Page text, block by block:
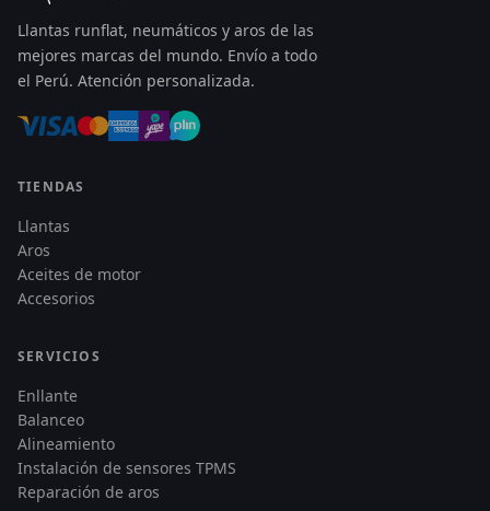
Llantas runflat, neumáticos y aros de las
mejores marcas del mundo. Envío a todo
el Perú. Atención personalizada.
TIENDAS
Llantas
Aros
Aceites de motor
Accesorios
SERVICIOS
Enllante
Balanceo
Alineamiento
Instalación de sensores TPMS
Reparación de aros